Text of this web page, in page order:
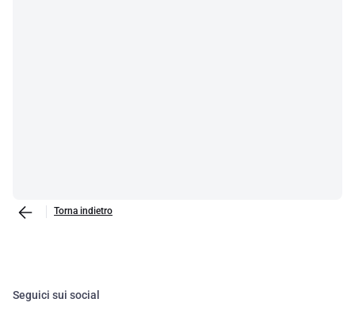
Torna indietro
Seguici sui social